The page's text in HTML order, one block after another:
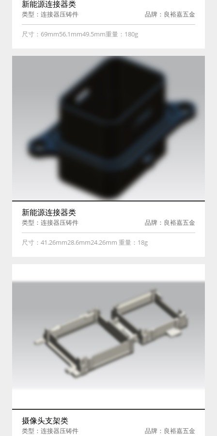
新能源连接器类
类型：连接器压铸件 品牌：良裕嘉五金
尺寸：69mm56.1mm49.5mm重量：180g
新能源连接器类
类型：连接器压铸件 品牌：良裕嘉五金
尺寸：41.26mm28.6mm24.26mm 重量：18g
摄像头支架类
类型：连接器压铸件 品牌：良裕嘉五金